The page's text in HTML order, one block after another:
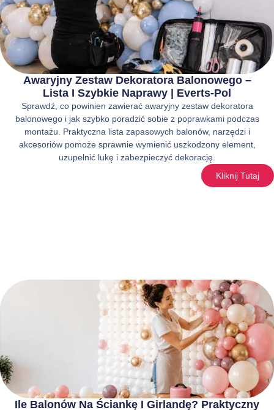
Awaryjny Zestaw Dekoratora Balonowego –
Lista I Szybkie Naprawy | Everts-Pol
Sprawdź, co powinien zawierać awaryjny zestaw dekoratora
balonowego i jak szybko poradzić sobie z poprawkami podczas
montażu. Praktyczna lista zapasowych balonów, narzędzi i
akcesoriów pomoże sprawnie wymienić uszkodzony element,
uzupełnić lukę i zabezpieczyć dekorację.
Kliknij Tutaj
Ile Balonów Na Ściankę I Girlandę? Praktyczny